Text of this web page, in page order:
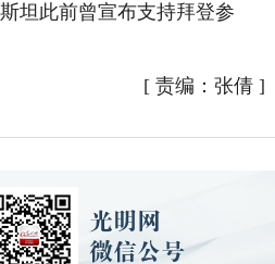
坦此前曾宣布支持拜登参
[ 责编：张倩]